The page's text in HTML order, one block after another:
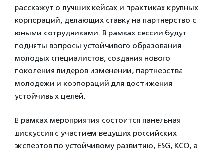
расскажут о лучших кейсах и практиках крупных
корпораций, делающих ставку на партнерство с
юными сотрудниками. В рамках сессии будут
подняты вопросы устойчивого образования
молодых специалистов, создания нового
поколения лидеров изменений, партнерства
молодежи и корпораций для достижения
устойчивых целей.
В рамках мероприятия состоится панельная
дискуссия с участием ведущих российских
экспертов по устойчивому развитию, ESG, КСО, а